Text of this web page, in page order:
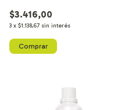
$3.416,00
3 x $1.138,67 sin interés